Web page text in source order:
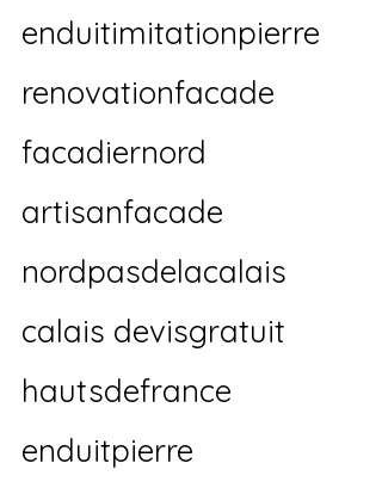
enduitimitationpierre
renovationfacade
facadiernord
artisanfacade
nordpasdelacalais
calais devisgratuit
hautsdefrance
enduitpierre